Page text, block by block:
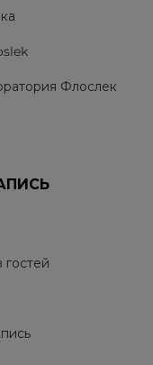
Флослек
гостей